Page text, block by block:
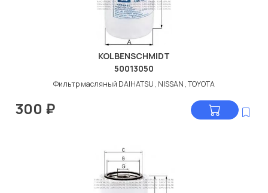
KOLBENSCHMIDT
50013050
Фильтр масляный DAIHATSU , NISSAN , TOYOTA
300 ₽